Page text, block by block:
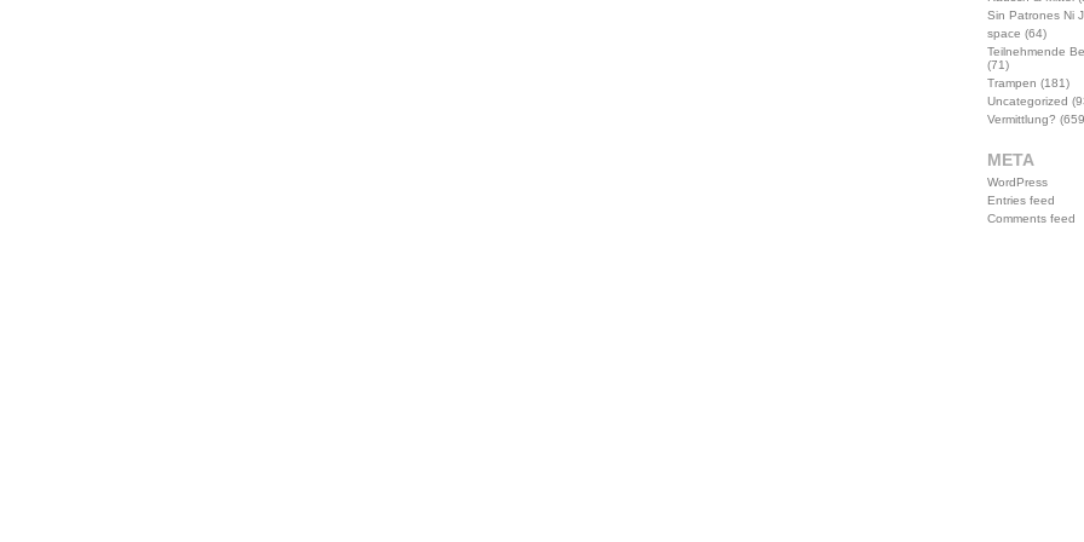
Sin Patrones Ni
space (64)
Teilnehmende
(71)
Trampen (181)
Uncategorized
Vermittlung?
META
WordPress
Entries feed
Comments feed